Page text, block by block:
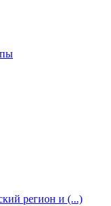
регион и (...)